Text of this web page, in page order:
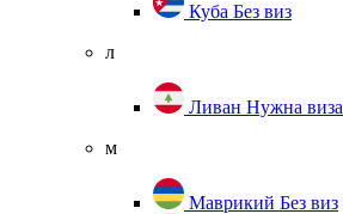
Куба Без виз
л
Ливан Нужна виза
м
Маврикий Без виз